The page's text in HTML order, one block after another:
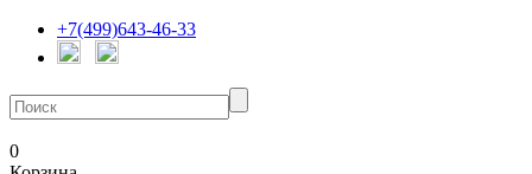
+7(499)643-46-33
0